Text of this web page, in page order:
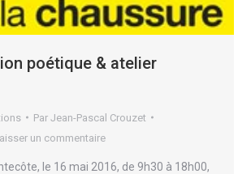
poétique & atelier
Par Jean-Pascal Crouzet
un commentaire
le 16 mai 2016, de 9h30 à 18h00,